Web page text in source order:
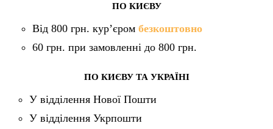
ПО КИЄВУ
Від 800 грн. кур’єром безкоштовно
60 грн. при замовленні до 800 грн.
ПО КИЄВУ ТА УКРАЇНІ
У відділення Нової Пошти
У відділення Укрпошти